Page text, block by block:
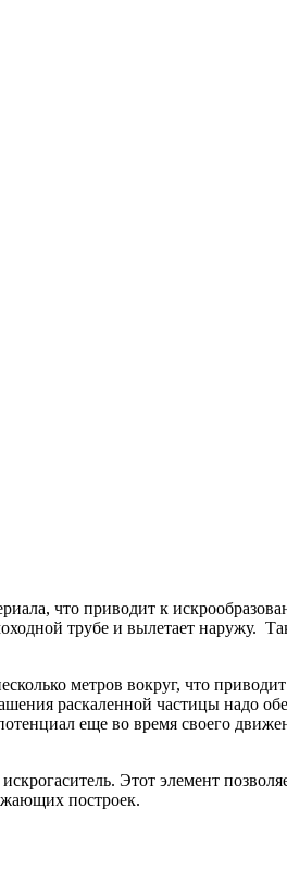
что приводит к
трубе и вылетает наружу.
метров вокруг, что
раскаленной частицы надо
еще во время своего
Этот элемент
построек.